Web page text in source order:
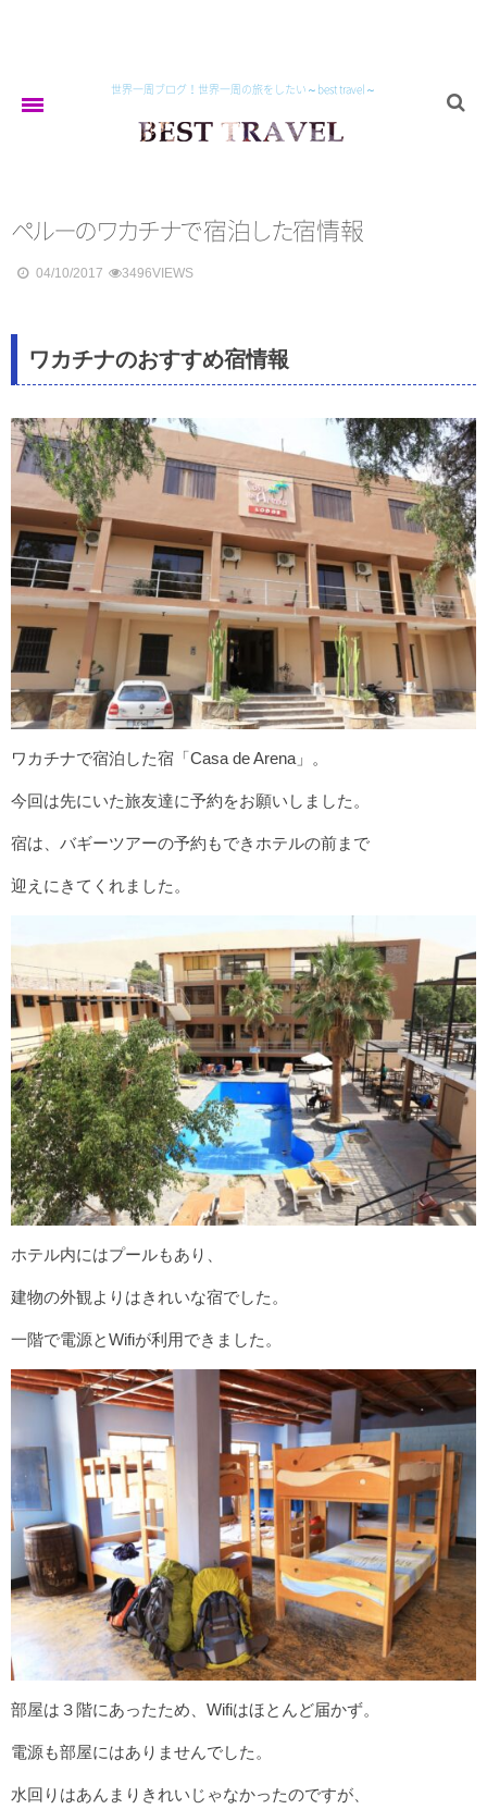
世界一周ブログ！世界一周の旅をしたい～best travel～
イラン
トルクメニスタン
ウズベキスタン
キルギス
カザフスタン
タイ
ラオス
ミャンマー
インドネシア
ベトナム
europe
モロッコ
グアテマラ
キューバ
エクアドル
ペルー
ボリビア
チリ
アルゼンチン
パラグアイ
content
世界の食事
世界の観光･旅行
世界の乗物/移動
億歩計と行く世界一周の旅
世界一周のおすすめの観光地ランキング ベスト30！
行ってよかった海外観光地ランキング ベスト31位～
世界一周のおすすめの絶景ランキング
世界一周でおすすめの国ランキングをまとめました！
contact
ペルーのワカチナで宿泊 した宿情報
04/10/2017 3496VIEWS
ワカチナのおすすめ宿情報
ワカチナで宿泊した宿「Casa de Arena」。
今回は先にいた旅友達に予約をお願いしました。
宿は、バギーツアーの予約もできホテルの前まで
迎えにきてくれました。
ホテル内にはプールもあり、
建物の外観よりはきれいな宿でした。
一階で電源とWifiが利用できました。
部屋は３階にあったため、Wifiはほとんど届かず。
電源も部屋にはありませんでした。
水回りはあんまりきれいじゃなかったのですが、